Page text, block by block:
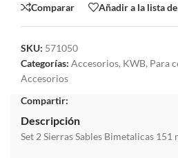
Comparar Añadir a la lista
SKU: 571050
Categorías: Accesorios, KWB, Para
Accesorios
Compartir:
Descripción
Set 2 Sierras Sables Bimetalicas